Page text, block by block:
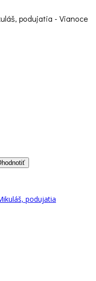
podujatia - Vianoce
podujatia